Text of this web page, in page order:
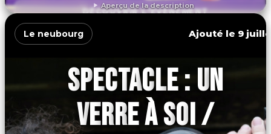
Aperçu de la description
DÉCOUVRIR L'ÉVÉNEMENT
Le neubourg Ajouté le 9
SPECTACLE : UN
VERRE À SOI /